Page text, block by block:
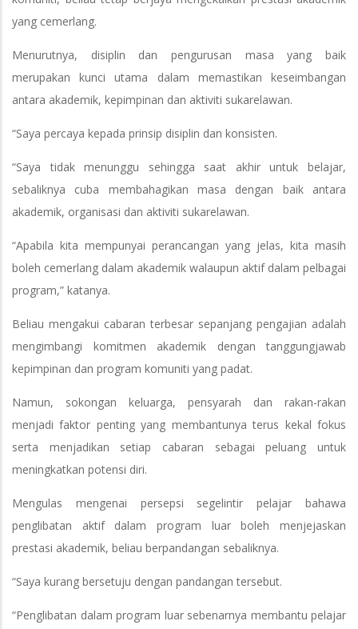
yang cemerlang.
Menurutnya, disiplin dan pengurusan masa yang baik
merupakan kunci utama dalam memastikan keseimbangan
antara akademik, kepimpinan dan aktiviti sukarelawan.
“Saya percaya kepada prinsip disiplin dan konsisten.
“Saya tidak menunggu sehingga saat akhir untuk belajar,
sebaliknya cuba membahagikan masa dengan baik antara
akademik, organisasi dan aktiviti sukarelawan.
“Apabila kita mempunyai perancangan yang jelas, kita masih
boleh cemerlang dalam akademik walaupun aktif dalam pelbagai
program,” katanya.
Beliau mengakui cabaran terbesar sepanjang pengajian adalah
mengimbangi komitmen akademik dengan tanggungjawab
kepimpinan dan program komuniti yang padat.
Namun, sokongan keluarga, pensyarah dan rakan-rakan
menjadi faktor penting yang membantunya terus kekal fokus
serta menjadikan setiap cabaran sebagai peluang untuk
meningkatkan potensi diri.
Mengulas mengenai persepsi segelintir pelajar bahawa
penglibatan aktif dalam program luar boleh menjejaskan
prestasi akademik, beliau berpandangan sebaliknya.
“Saya kurang bersetuju dengan pandangan tersebut.
“Penglibatan dalam program luar sebenarnya membantu pelajar